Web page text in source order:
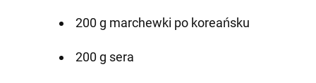
200 g marchewki po koreańsku
200 g sera